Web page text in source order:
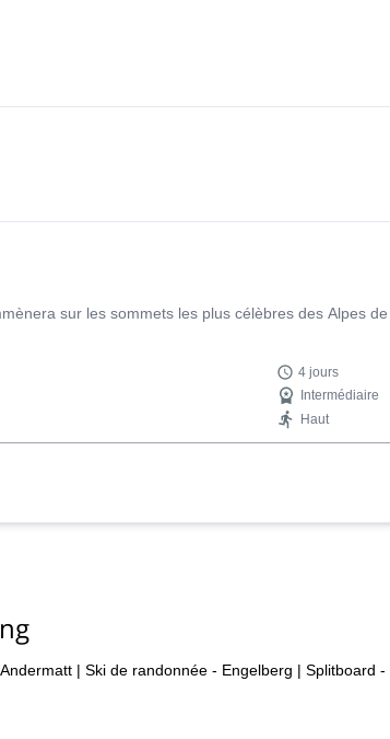
sur les sommets les plus célèbres des Alpes
4 jours
Intermédiaire
Haut
| Ski de randonnée - Engelberg | Splitboard